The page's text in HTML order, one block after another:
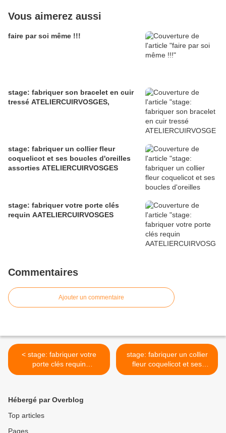
Vous aimerez aussi
faire par soi même !!!
stage: fabriquer son bracelet en cuir
tressé ATELIERCUIRVOSGES,
stage: fabriquer un collier fleur
coquelicot et ses boucles d'oreilles
assorties ATELIERCUIRVOSGES
stage: fabriquer votre porte clés
requin AATELIERCUIRVOSGES
Commentaires
Ajouter un commentaire
< stage: fabriquer votre
porte clés requin
AATELIERCUIRVOSGES
stage: fabriquer un collier
fleur coquelicot et ses
boucles d'oreilles assorties
Hébergé par Overblog
Top articles
Pages